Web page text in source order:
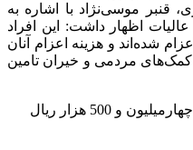
قنبر موسی‌نژاد با اشاره به
عالیات اظهار داشت: این افراد
شده‌اند و هزینه اعزام آنان
کمک‌های مردمی و خیران تامین
وی افزود: برای اعزام هر نفر حدود چهارمیلیون و 500 هزار ریال